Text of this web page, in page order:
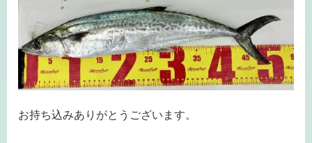
お持ち込みありがとうございます。